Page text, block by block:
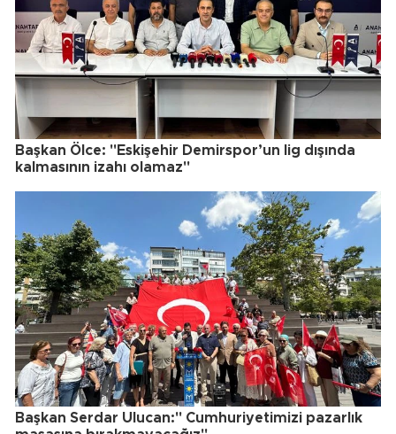
Başkan Ölce: "Eskişehir Demirspor’un lig dışında
kalmasının izahı olamaz"
Başkan Serdar Ulucan:" Cumhuriyetimizi pazarlık